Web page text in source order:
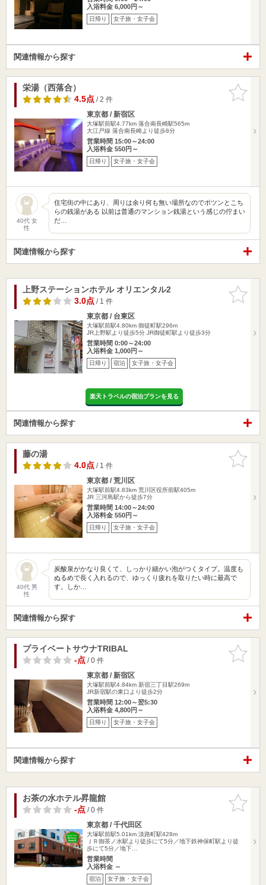
入浴料金 6,000円～
日帰り 女子旅・女子会
関連情報から探す
お気に入
りに追加
栄湯（西落合）
4.5点/ 2 件
東京都 / 新宿区
大塚駅前駅4.77km 落合南長崎駅565m
大江戸線 落合南長崎より徒歩8分
営業時間 15:00～24:00
入浴料金 550円～
日帰り 女子旅・女子会
40代 女
性
住宅街の中にあり、周りは余り何も無い場所なのでポツンとこち
らの銭湯がある 以前は普通のマンション銭湯という感じの佇まい
だ…
関連情報から探す
お気に入
りに追加
上野ステーションホテル オリエンタル2
3.0点/ 1 件
東京都 / 台東区
大塚駅前駅4.80km 御徒町駅296m
JR上野駅より徒歩5分 JR御徒町駅より徒歩3分
営業時間 0:00～24:00
入浴料金 1,000円～
日帰り 宿泊 女子旅・女子会
楽天トラベルの宿泊プランを見る
関連情報から探す
お気に入
りに追加
藤の湯
4.0点/ 1 件
東京都 / 荒川区
大塚駅前駅4.83km 荒川区役所前駅405m
JR 三河島駅から徒歩7分
営業時間 14:00～24:00
入浴料金 550円～
日帰り 女子旅・女子会
40代 男
性
炭酸泉がかなり良くて、しっかり細かい泡がつくタイプ。温度も
ぬるめで長く入れるので、ゆっくり疲れを取りたい時に最高で
す。しか…
関連情報から探す
お気に入
りに追加
プライベートサウナTRIBAL
-点/ 0 件
東京都 / 新宿区
大塚駅前駅4.84km 新宿三丁目駅269m
JR新宿駅の東口より徒歩2分
営業時間 12:00～翌5:30
入浴料金 4,800円～
日帰り 女子旅・女子会
関連情報から探す
お気に入
りに追加
お茶の水ホテル昇龍館
-点/ 0 件
東京都 / 千代田区
大塚駅前駅5.01km 淡路町駅428m
ＪＲ御茶ノ水駅より徒歩にて5分／地下鉄神保町駅より徒
歩にて5分／地下…
営業時間
入浴料金 ～
宿泊 女子旅・女子会